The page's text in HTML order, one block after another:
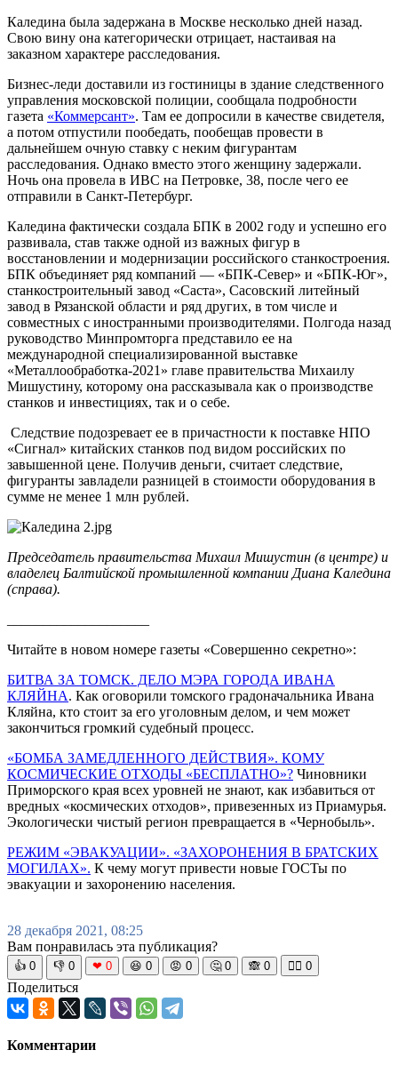
Каледина была задержана в Москве несколько дней назад.
Свою вину она категорически отрицает, настаивая на
заказном характере расследования.
Бизнес-леди доставили из гостиницы в здание следственного
управления московской полиции, сообщала подробности
газета «Коммерсант». Там ее допросили в качестве свидетеля,
а потом отпустили пообедать, пообещав провести в
дальнейшем очную ставку с неким фигурантам
расследования. Однако вместо этого женщину задержали.
Ночь она провела в ИВС на Петровке, 38, после чего ее
отправили в Санкт-Петербург.
Каледина фактически создала БПК в 2002 году и успешно его
развивала, став также одной из важных фигур в
восстановлении и модернизации российского станкостроения.
БПК объединяет ряд компаний — «БПК-Север» и «БПК-Юг»,
станкостроительный завод «Саста», Сасовский литейный
завод в Рязанской области и ряд других, в том числе и
совместных с иностранными производителями. Полгода назад
руководство Минпромторга представило ее на
международной специализированной выставке
«Металлообработка-2021» главе правительства Михаилу
Мишустину, которому она рассказывала как о производстве
станков и инвестициях, так и о себе.
Следствие подозревает ее в причастности к поставке НПО
«Сигнал» китайских станков под видом российских по
завышенной цене. Получив деньги, считает следствие,
фигуранты завладели разницей в стоимости оборудования в
сумме не менее 1 млн рублей.
Председатель правительства Михаил Мишустин (в центре) и
владелец Балтийской промышленной компании Диана Каледина
(справа).
Читайте в новом номере газеты «Совершенно секретно»:
БИТВА ЗА ТОМСК. ДЕЛО МЭРА ГОРОДА ИВАНА
КЛЯЙНА. Как оговорили томского градоначальника Ивана
Кляйна, кто стоит за его уголовным делом, и чем может
закончиться громкий судебный процесс.
«БОМБА ЗАМЕДЛЕННОГО ДЕЙСТВИЯ». КОМУ
КОСМИЧЕСКИЕ ОТХОДЫ «БЕСПЛАТНО»? Чиновники
Приморского края всех уровней не знают, как избавиться от
вредных «космических отходов», привезенных из Приамурья.
Экологически чистый регион превращается в «Чернобыль».
РЕЖИМ «ЭВАКУАЦИИ». «ЗАХОРОНЕНИЯ В БРАТСКИХ
МОГИЛАХ». К чему могут привести новые ГОСТы по
эвакуации и захоронению населения.
28 декабря 2021, 08:25
Вам понравилась эта публикация?
👍 0 👎 0 ❤ 0 😆 0 😡 0 🤔 0 🙈 0 🧘‍♀️ 0
Поделиться
Комментарии